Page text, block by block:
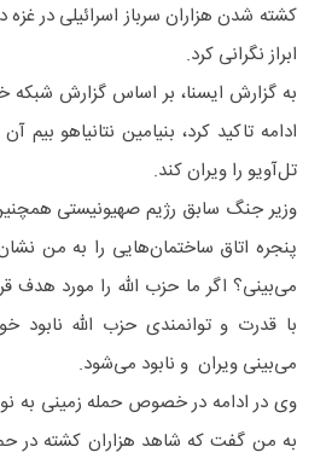
کشته شدن هزاران سرباز اسرائیلی در
ابراز نگرانی کرد.
به گزارش ایسنا، بر اساس گزارش شبکه
ادامه تاکید کرد، بنیامین نتانیاهو بیم
تل‌آویو را ویران کند.
وزیر جنگ سابق رژیم صهیونیستی
پنجره اتاق ساختمان‌هایی را به من
می‌بینی؟ اگر ما حزب الله را مورد هدف
با قدرت و توانمندی حزب الله نابود
می‌بینی ویران و نابود می‌شود.
وی در ادامه در خصوص حمله زمینی به
به من گفت که شاهد هزاران کشته در